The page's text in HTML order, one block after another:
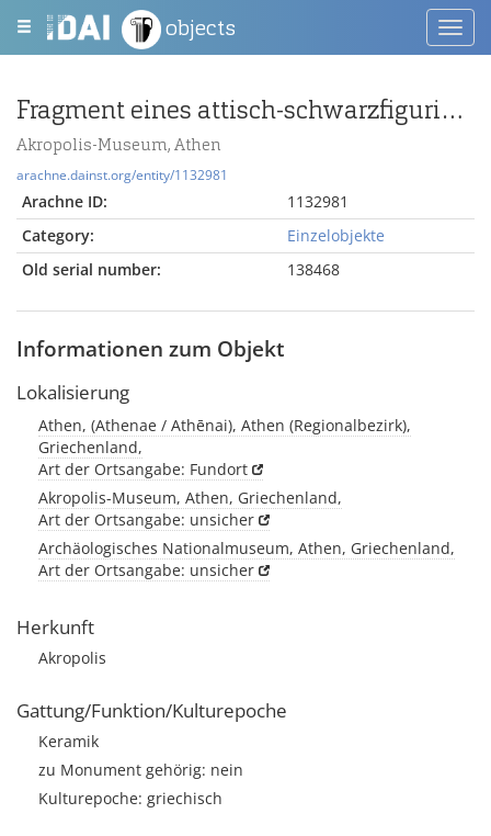
objects
Fragment eines attisch-schwarzfigurigen Skyphos mit Viergespann und Krieger
Akropolis-Museum, Athen
arachne.dainst.org/entity/1132981
Arachne ID:
1132981
Category:
Einzelobjekte
Old serial number:
138468
Informationen zum Objekt
Lokalisierung
Athen, (Athenae / Athēnai), Athen (Regionalbezirk),
Griechenland,
Art der Ortsangabe: Fundort
Akropolis-Museum, Athen, Griechenland,
Art der Ortsangabe: unsicher
Archäologisches Nationalmuseum, Athen, Griechenland,
Art der Ortsangabe: unsicher
Herkunft
Akropolis
Gattung/Funktion/Kulturepoche
Keramik
zu Monument gehörig: nein
Kulturepoche: griechisch